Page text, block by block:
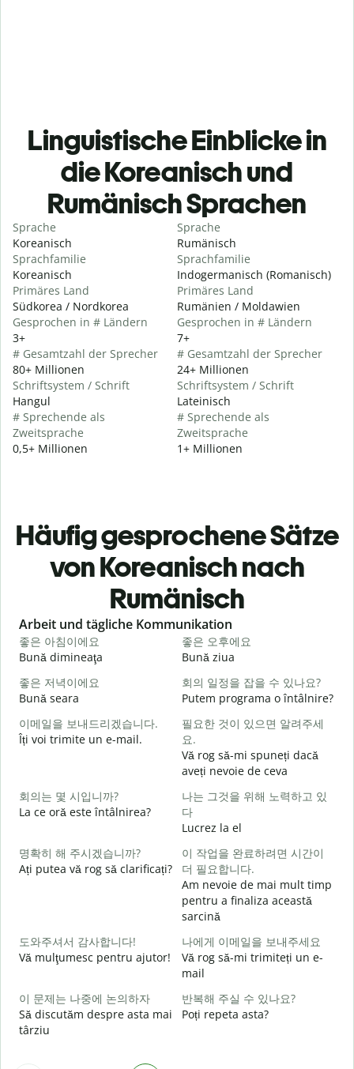
Linguistische Einblicke in
die Koreanisch und
Rumänisch Sprachen
Sprache
Koreanisch
Sprachfamilie
Koreanisch
Primäres Land
Südkorea / Nordkorea
Gesprochen in # Ländern
3+
# Gesamtzahl der Sprecher
80+ Millionen
Schriftsystem / Schrift
Hangul
# Sprechende als
Zweitsprache
0,5+ Millionen
Sprache
Rumänisch
Sprachfamilie
Indogermanisch (Romanisch)
Primäres Land
Rumänien / Moldawien
Gesprochen in # Ländern
7+
# Gesamtzahl der Sprecher
24+ Millionen
Schriftsystem / Schrift
Lateinisch
# Sprechende als
Zweitsprache
1+ Millionen
Häufig gesprochene Sätze
von Koreanisch nach
Rumänisch
Slide 1 of 6
Arbeit und tägliche Kommunikation
좋은 아침이에요
Bună dimineaţa
좋은 오후에요
Bună ziua
좋은 저녁이에요
Bună seara
회의 일정을 잡을 수 있나요?
Putem programa o întâlnire?
이메일을 보내드리겠습니다.
Îți voi trimite un e-mail.
필요한 것이 있으면 알려주세
요.
Vă rog să-mi spuneți dacă
aveți nevoie de ceva
회의는 몇 시입니까?
La ce oră este întâlnirea?
나는 그것을 위해 노력하고 있
다
Lucrez la el
명확히 해 주시겠습니까?
Ați putea vă rog să clarificați?
이 작업을 완료하려면 시간이
더 필요합니다.
Am nevoie de mai mult timp
pentru a finaliza această
sarcină
도와주셔서 감사합니다!
Vă mulţumesc pentru ajutor!
나에게 이메일을 보내주세요
Vă rog să-mi trimiteți un e-
mail
이 문제는 나중에 논의하자
Să discutăm despre asta mai
târziu
반복해 주실 수 있나요?
Poți repeta asta?